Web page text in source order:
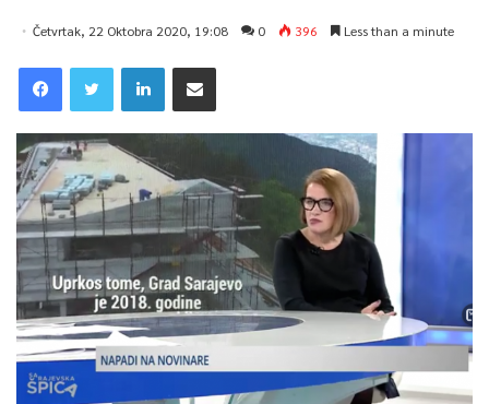
Četvrtak, 22 Oktobra 2020, 19:08 0 396 Less than a minute